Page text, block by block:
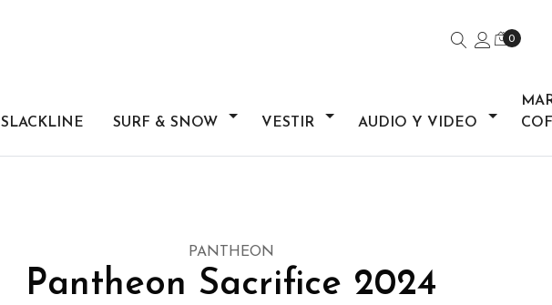
0
SLACKLINE SURF & SNOW VESTIR AUDIO Y VIDEO
PANTHEON
Pantheon Sacrifice 2024